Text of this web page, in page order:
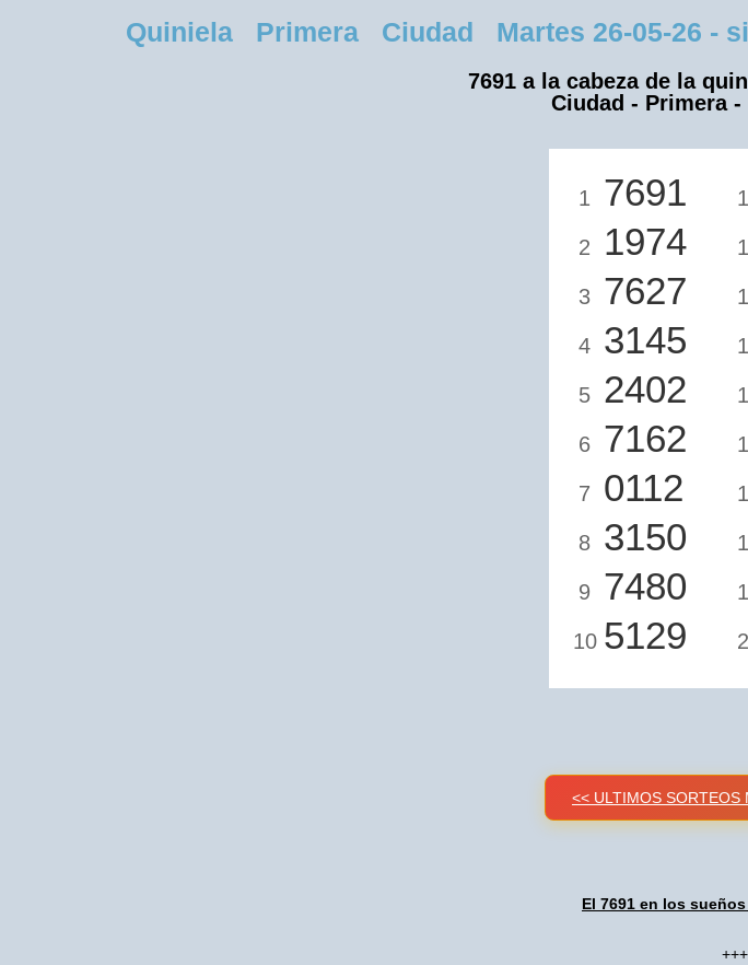
Quiniela Primera Ciudad Martes 26-05-26 -
7691 a la cabeza de la
Ciudad - Primera -
1 7691
2 1974
3 7627
4 3145
5 2402
6 7162
7 0112
8 3150
9 7480
10 5129
<< ULTIMOS
El 7691 en los
+++